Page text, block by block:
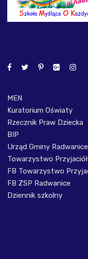
MEN
Kuratorium Oświaty
Rzecznik Praw Dziecka
BIP
Urząd Gminy Radwanice
Towarzystwo
FB Towarzystwo
FB ZSP Radwanice
Dziennik szkolny